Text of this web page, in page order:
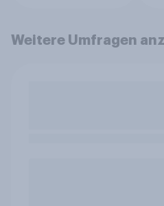
Weitere Umfragen